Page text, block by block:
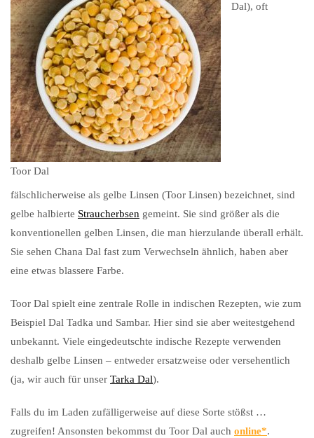
Toor Dal
Dal), oft
fälschlicherweise als gelbe Linsen (Toor Linsen) bezeichnet, sind
gelbe halbierte Straucherbsen gemeint. Sie sind größer als die
konventionellen gelben Linsen, die man hierzulande überall erhält.
Sie sehen Chana Dal fast zum Verwechseln ähnlich, haben aber
eine etwas blassere Farbe.
Toor Dal spielt eine zentrale Rolle in indischen Rezepten, wie zum
Beispiel Dal Tadka und Sambar. Hier sind sie aber weitestgehend
unbekannt. Viele eingedeutschte indische Rezepte verwenden
deshalb gelbe Linsen – entweder ersatzweise oder versehentlich
(ja, wir auch für unser Tarka Dal).
Falls du im Laden zufälligerweise auf diese Sorte stößst …
zugreifen! Ansonsten bekommst du Toor Dal auch online .